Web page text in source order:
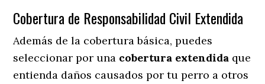
Cobertura de Responsabilidad Civil Extendida
Además de la cobertura básica, puedes
seleccionar por una cobertura extendida que
entienda daños causados por tu perro a otros